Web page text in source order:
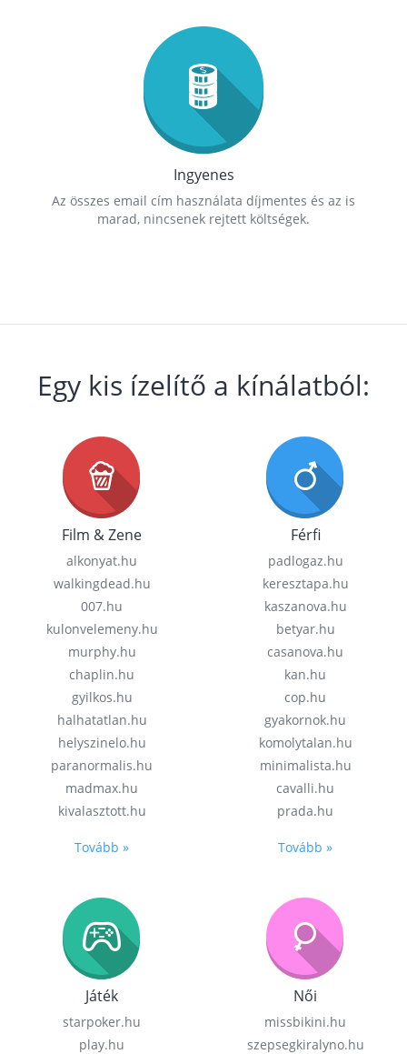
Ingyenes
Az összes email cím használata díjmentes és az is
marad, nincsenek rejtett költségek.
Egy kis ízelítő a kínálatból:
Film & Zene
alkonyat.hu
walkingdead.hu
007.hu
kulonvelemeny.hu
murphy.hu
chaplin.hu
gyilkos.hu
halhatatlan.hu
helyszinelo.hu
paranormalis.hu
madmax.hu
kivalasztott.hu
Tovább »
Férfi
padlogaz.hu
keresztapa.hu
kaszanova.hu
betyar.hu
casanova.hu
kan.hu
cop.hu
gyakornok.hu
komolytalan.hu
minimalista.hu
cavalli.hu
prada.hu
Tovább »
Játék
starpoker.hu
play.hu
Női
missbikini.hu
szepsegkiralyno.hu